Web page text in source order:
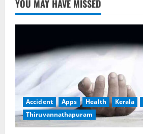
YOU MAY HAVE MISSED
Accident Apps Health Kerala
Thiruvannathapuram